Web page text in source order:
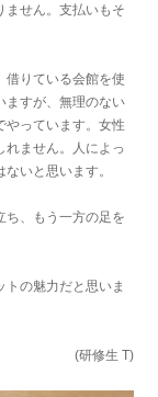
ません。支払いもそ
借りている会館を使
ますが、無理のない
やっています。女性
れません。人によっ
いと思います。
ち、もう一方の足を
の魅力だと思いま
(研修生 T)